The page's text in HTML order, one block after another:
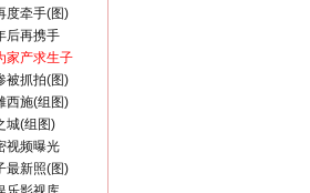
度牵手(图)
后再携手
家产求生子
被抓拍(图)
西施(组图)
城(组图)
视频曝光
最新照(图)